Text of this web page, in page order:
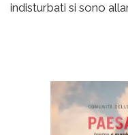
indisturbati si sono